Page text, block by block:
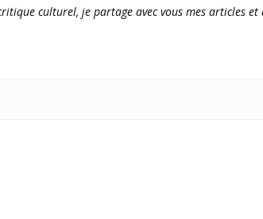
culturel, je partage avec vous mes articles et